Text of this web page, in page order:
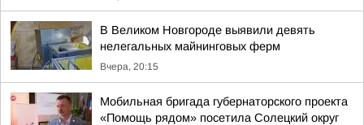
В Великом Новгороде выявили девять
нелегальных майнинговых ферм
Вчера, 20:15
Мобильная бригада губернаторского проекта
«Помощь рядом» посетила Солецкий округ